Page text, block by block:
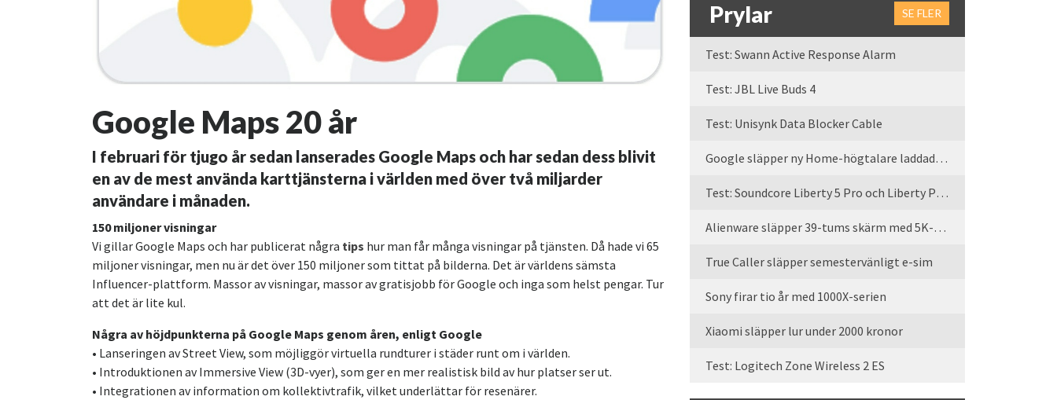
Google Maps 20 år
I februari för tjugo år sedan lanserades Google Maps och har sedan dess blivit
en av de mest använda karttjänsterna i världen med över två miljarder
användare i månaden.
150 miljoner visningar
Vi gillar Google Maps och har publicerat några tips hur man får många visningar på tjänsten. Då hade vi 65
miljoner visningar, men nu är det över 150 miljoner som tittat på bilderna. Det är världens sämsta
Influencer-plattform. Massor av visningar, massor av gratisjobb för Google och inga som helst pengar. Tur
att det är lite kul.
Några av höjdpunkterna på Google Maps genom åren, enligt Google
• Lanseringen av Street View, som möjliggör virtuella rundturer i städer runt om i världen.
• Introduktionen av Immersive View (3D-vyer), som ger en mer realistisk bild av hur platser ser ut.
• Integrationen av information om kollektivtrafik, vilket underlättar för resenärer.
Prylar SE FLER
Test: Swann Active Response Alarm
Test: JBL Live Buds 4
Test: Unisynk Data Blocker Cable
Google släpper ny Home-högtalare laddad med Gemini
Test: Soundcore Liberty 5 Pro och Liberty Pro Max
Alienware släpper 39-tums skärm med 5K-upplösning
True Caller släpper semestervänligt e-sim
Sony firar tio år med 1000X-serien
Xiaomi släpper lur under 2000 kronor
Test: Logitech Zone Wireless 2 ES